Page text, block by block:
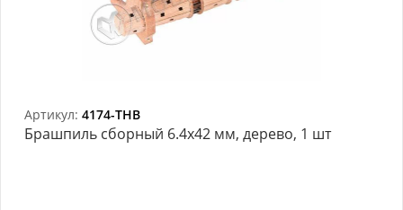
Артикул: 4174-THB
Брашпиль сборный 6.4х42 мм, дерево, 1 шт